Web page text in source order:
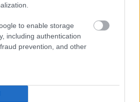
to enable storage
including authentication
prevention, and other
Ελλήνων Προσκόπων, με
Ομάδα Διάσωσης Άγριας
από 270 Ενήλικα Στελέχη
και νέοι εθελοντές της
τα οποία βρίσκονται σε
συνεργάτες και έχοντας